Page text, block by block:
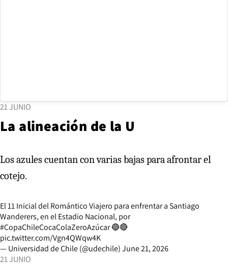
21 JUNIO
La alineación de la U
Los azules cuentan con varias bajas para afrontar el
cotejo.
El 11 Inicial del Romántico Viajero para enfrentar a Santiago
Wanderers, en el Estadio Nacional, por
#CopaChileCocaColaZeroAzúcar🔵🔴
pic.twitter.com/Vgn4QWqw4K
— Universidad de Chile (@udechile)June 21, 2026
21 JUNIO